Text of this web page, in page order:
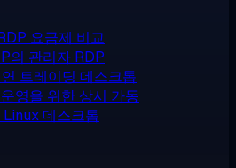
요금제 비교
의 관리자 RDP
트레이딩 데스크톱
영을 위한 상시 가동
Linux 데스크톱